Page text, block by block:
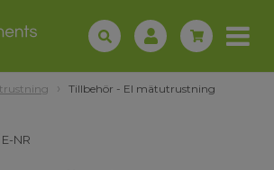
Tillbehör - El mätutrustning
E-NR